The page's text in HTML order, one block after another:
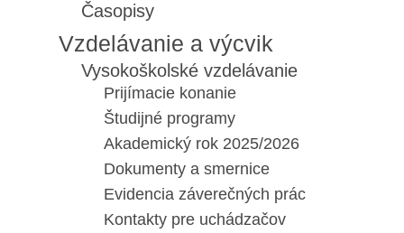
Časopisy
Vzdelávanie a výcvik
Vysokoškolské vzdelávanie
Prijímacie konanie
Študijné programy
Akademický rok 2025/2026
Dokumenty a smernice
Evidencia záverečných prác
Kontakty pre uchádzačov